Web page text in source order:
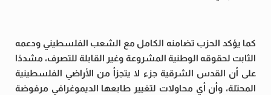
كما يؤكد الحزب تضامنه الكامل مع الشعب الفلسطيني ودعمه
الثابت لحقوقه الوطنية المشروعة وغير القابلة للتصرف، مشددًا
على أن القدس الشرقية جزء لا يتجزأ من الأراضي الفلسطينية
المحتلة، وأن أي محاولات لتغيير طابعها الديموغرافي مرفوضة